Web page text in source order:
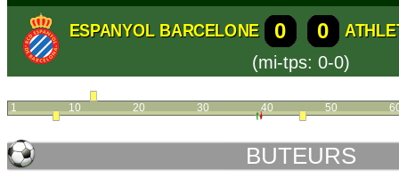
ESPANYOL BARCELONE 0 0
(mi-tps: 0-0)
1 10 20 30 40 50
BUTEURS